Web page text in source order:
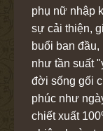
phụ nữ nhập
sự cải thiện,
buổi ban
như tần suất
đời sống gối
phúc như
chiết xuất